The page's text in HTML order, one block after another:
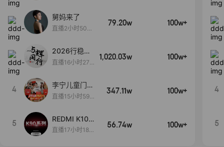
舅妈来了
直播2小时50分
79.20w 100w+
2026行稳致
远
直播16小时27
1,020.03w 100w+
4
李宁儿童门店
爆款赤兔8pr
了，全网销冠
刷新历史底价
直播15小时59
347.11w 100w+
5
REDMI K100
Pro系列新品
直播17小时18
56.74w 100w+
4
5